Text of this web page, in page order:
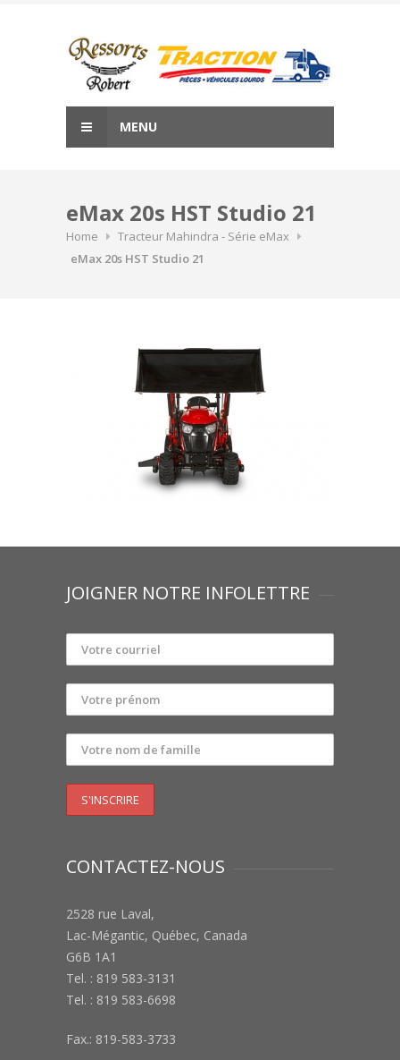
MENU
eMax 20s HST Studio 21
Home
Tracteur Mahindra - Série eMax
eMax 20s HST Studio 21
JOIGNER NOTRE INFOLETTRE
CONTACTEZ-NOUS
2528 rue Laval,
Lac-Mégantic, Québec, Canada
G6B 1A1
Tel. : 819 583-3131
Tel. : 819 583-6698
Fax.: 819-583-3733